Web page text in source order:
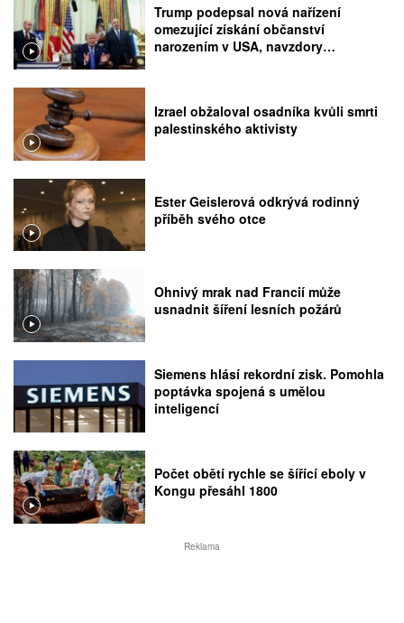
Trump podepsal nová nařízení
omezující získání občanství
narozením v USA, navzdory
Izrael obžaloval osadníka kvůli smrti
palestinského aktivisty
Ester Geislerová odkrývá rodinný
příběh svého otce
Ohnivý mrak nad Francií může
usnadnit šíření lesních požárů
Siemens hlásí rekordní zisk. Pomohla
poptávka spojená s umělou
inteligencí
Počet obětí rychle se šířící eboly v
Kongu přesáhl 1800
Reklama